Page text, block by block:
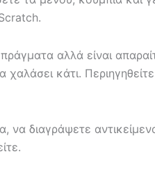
αλλά είναι
κάτι.
να διαγράψετε